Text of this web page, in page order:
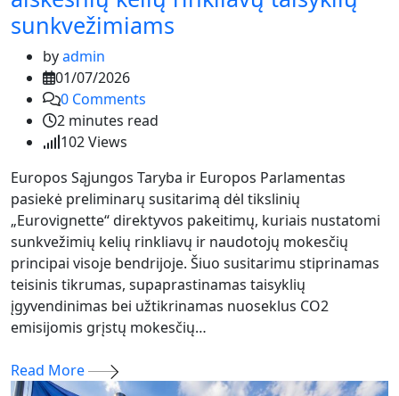
sunkvežimiams
byadmin
01/07/2026
0 Comments
2 minutes read
102Views
Europos Sąjungos Taryba ir Europos Parlamentas
pasiekė preliminarų susitarimą dėl tikslinių
„Eurovignette“ direktyvos pakeitimų, kuriais nustatomi
sunkvežimių kelių rinkliavų ir naudotojų mokesčių
principai visoje bendrijoje. Šiuo susitarimu stiprinamas
teisinis tikrumas, supaprastinamas taisyklių
įgyvendinimas bei užtikrinamas nuoseklus CO2
emisijomis grįstų mokesčių…
Read More